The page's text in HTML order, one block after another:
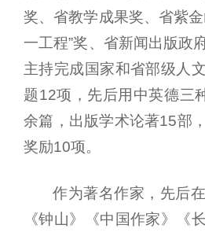
奖、省教学成果奖、省紫
一工程”奖、省新闻出版政
主持完成国家和省部级人
题12项，先后用中英德三
余篇，出版学术论著15部
奖励10项。
作为著名作家，先后
《钟山》《中国作家》《